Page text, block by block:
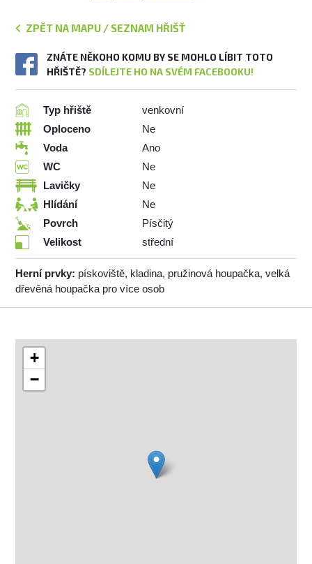
ZPĚT NA MAPU / SEZNAM HŘIŠŤ
ZNÁTE NĚKOHO KOMU BY SE MOHLO LÍBIT TOTO
HŘIŠTĚ? SDÍLEJTE HO NA SVÉM FACEBOOKU!
Typ hřiště
venkovní
Oploceno
Ne
Voda
Ano
WC
Ne
Lavičky
Ne
Hlídání
Ne
Povrch
Písčitý
Velikost
střední
Herní prvky: pískoviště, kladina, pružinová houpačka, velká
dřevěná houpačka pro více osob
+
−